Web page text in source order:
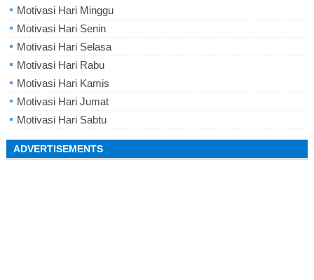
Motivasi Hari Minggu
Motivasi Hari Senin
Motivasi Hari Selasa
Motivasi Hari Rabu
Motivasi Hari Kamis
Motivasi Hari Jumat
Motivasi Hari Sabtu
ADVERTISEMENTS